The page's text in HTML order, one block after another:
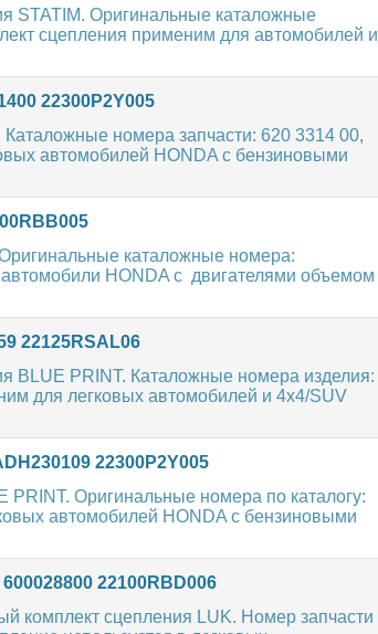
STATIM. Оригинальные каталожные
сцепления применим для автомобилей и
22300P2Y005
номера запчасти: 620 3314 00,
автомобилей HONDA с бензиновыми
каталожные номера:
HONDA с двигателями объемом
22125RSAL06
BLUE PRINT. Каталожные номера изделия:
для легковых автомобилей и 4х4/SUV
22300P2Y005
Оригинальные номера по каталогу:
автомобилей HONDA с бензиновыми
22100RBD006
комплект сцепления LUK. Номер запчасти